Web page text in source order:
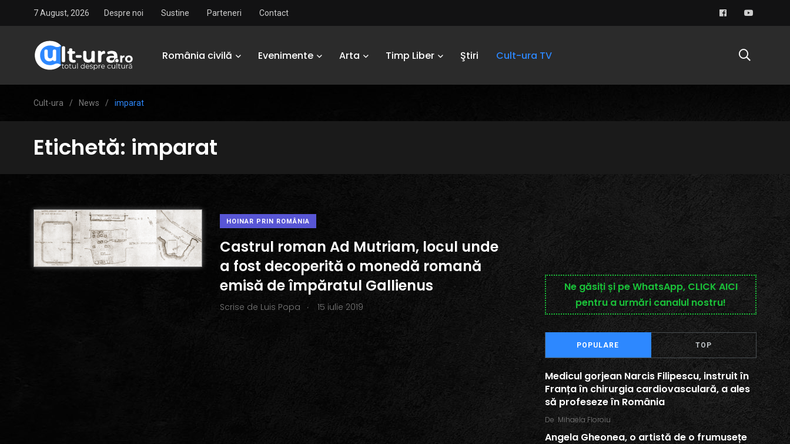
7 August, 2026 Despre noi Sustine Parteneri Contact
România civilă Evenimente Arta Timp Liber Ştiri Cult-ura TV
Cult-ura / News / imparat
Etichetă: imparat
HOINAR PRIN ROMÂNIA
Castrul roman Ad Mutriam, locul unde
a fost decoperită o monedă romană
emisă de împăratul Gallienus
Scrise de Luis Popa . 15 iulie 2019
Ne găsiți și pe WhatsApp, CLICK AICI
pentru a urmări canalul nostru!
POPULARE TOP
Medicul gorjean Narcis Filipescu, instruit în
Franța în chirurgia cardiovasculară, a ales
să profeseze în România
De Mihaela Floroiu
Angela Gheonea, o artistă de o frumusețe